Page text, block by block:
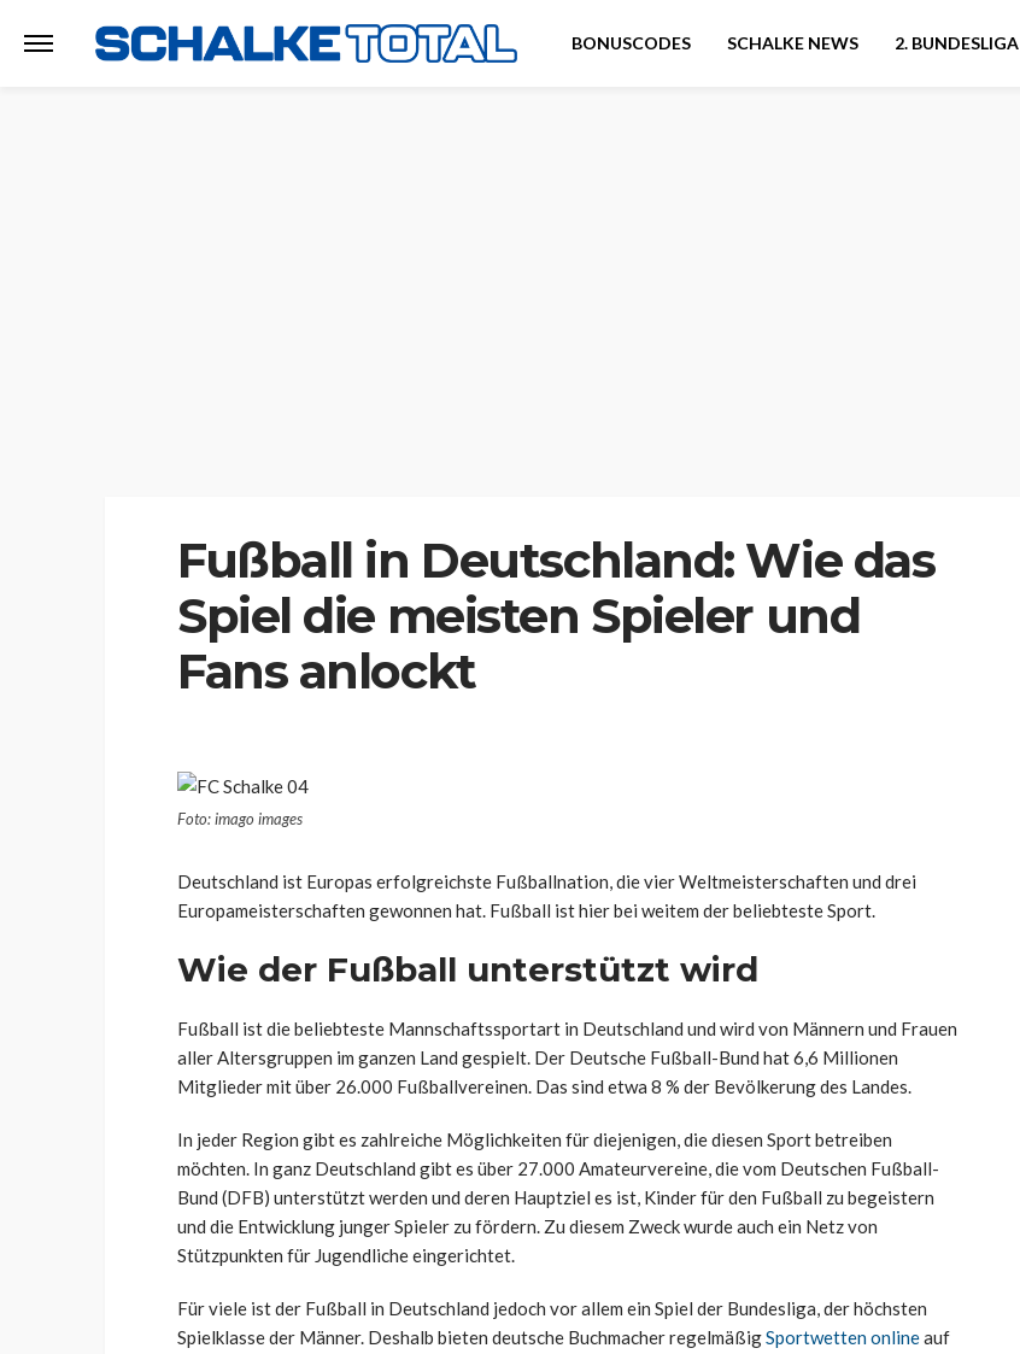
BONUSCODES SCHALKE NEWS 2. BUNDESLIGA
Fußball in Deutschland: Wie das
Spiel die meisten Spieler und
Fans anlockt
Foto: imago images
Deutschland ist Europas erfolgreichste Fußballnation, die vier Weltmeisterschaften und drei
Europameisterschaften gewonnen hat. Fußball ist hier bei weitem der beliebteste Sport.
Wie der Fußball unterstützt wird
Fußball ist die beliebteste Mannschaftssportart in Deutschland und wird von Männern und Frauen
aller Altersgruppen im ganzen Land gespielt. Der Deutsche Fußball-Bund hat 6,6 Millionen
Mitglieder mit über 26.000 Fußballvereinen. Das sind etwa 8 % der Bevölkerung des Landes.
In jeder Region gibt es zahlreiche Möglichkeiten für diejenigen, die diesen Sport betreiben
möchten. In ganz Deutschland gibt es über 27.000 Amateurvereine, die vom Deutschen Fußball-
Bund (DFB) unterstützt werden und deren Hauptziel es ist, Kinder für den Fußball zu begeistern
und die Entwicklung junger Spieler zu fördern. Zu diesem Zweck wurde auch ein Netz von
Stützpunkten für Jugendliche eingerichtet.
Für viele ist der Fußball in Deutschland jedoch vor allem ein Spiel der Bundesliga, der höchsten
Spielklasse der Männer. Deshalb bieten deutsche Buchmacher regelmäßigSportwetten onlineauf